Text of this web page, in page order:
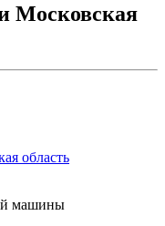
Московская
область
машины